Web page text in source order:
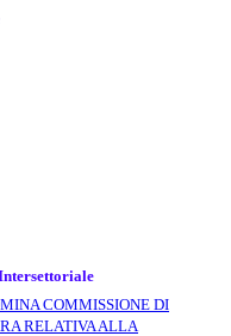
COMMISSIONE DI
RELATIVA ALLA